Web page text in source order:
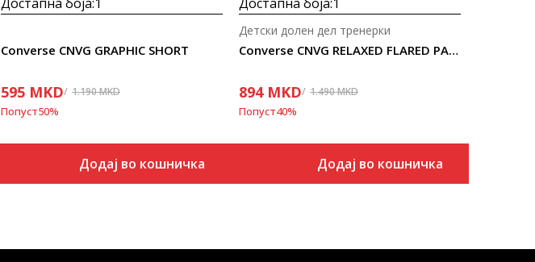
Converse CNVG GRAPHIC SHORT
595 MKD 1.190MKD
Попуст50%
Додај во кошничка
Converse CNVG RELAXED FLARED PANT
Детски долен дел тренерки
894 MKD 1.490MKD
Попуст40%
Додај во кошничка